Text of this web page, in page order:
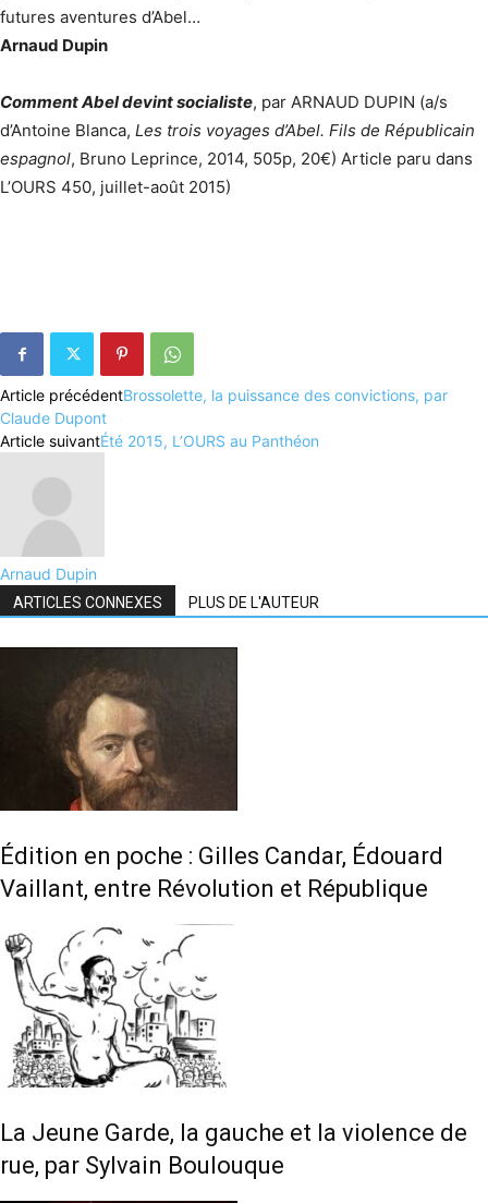
futures aventures d’Abel…
Arnaud Dupin
Comment Abel devint socialiste, par ARNAUD DUPIN (a/s
d’Antoine Blanca, Les trois voyages d’Abel. Fils de Républicain
espagnol, Bruno Leprince, 2014, 505p, 20€) Article paru dans
L’OURS 450, juillet-août 2015)
Article précédentBrossolette, la puissance des convictions, par
Claude Dupont
Article suivantÉté 2015, L’OURS au Panthéon
Arnaud Dupin
ARTICLES CONNEXES PLUS DE L'AUTEUR
Édition en poche : Gilles Candar, Édouard
Vaillant, entre Révolution et République
La Jeune Garde, la gauche et la violence de
rue, par Sylvain Boulouque